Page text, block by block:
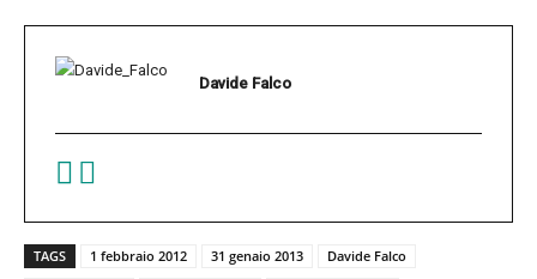
Davide Falco
TAGS 1 febbraio 2012 31 genaio 2013
Davide Falco